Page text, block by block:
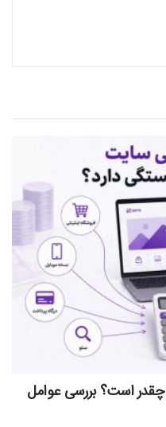
هزینه طراحی سایت در سال 1405 چقدر است؟ بررسی عوامل